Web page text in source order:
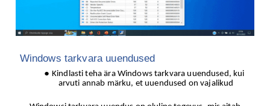
Windows tarkvara uuendused
Kindlasti teha ära Windows tarkvara uuendused, kui
arvuti annab märku, et uuendused on vajalikud